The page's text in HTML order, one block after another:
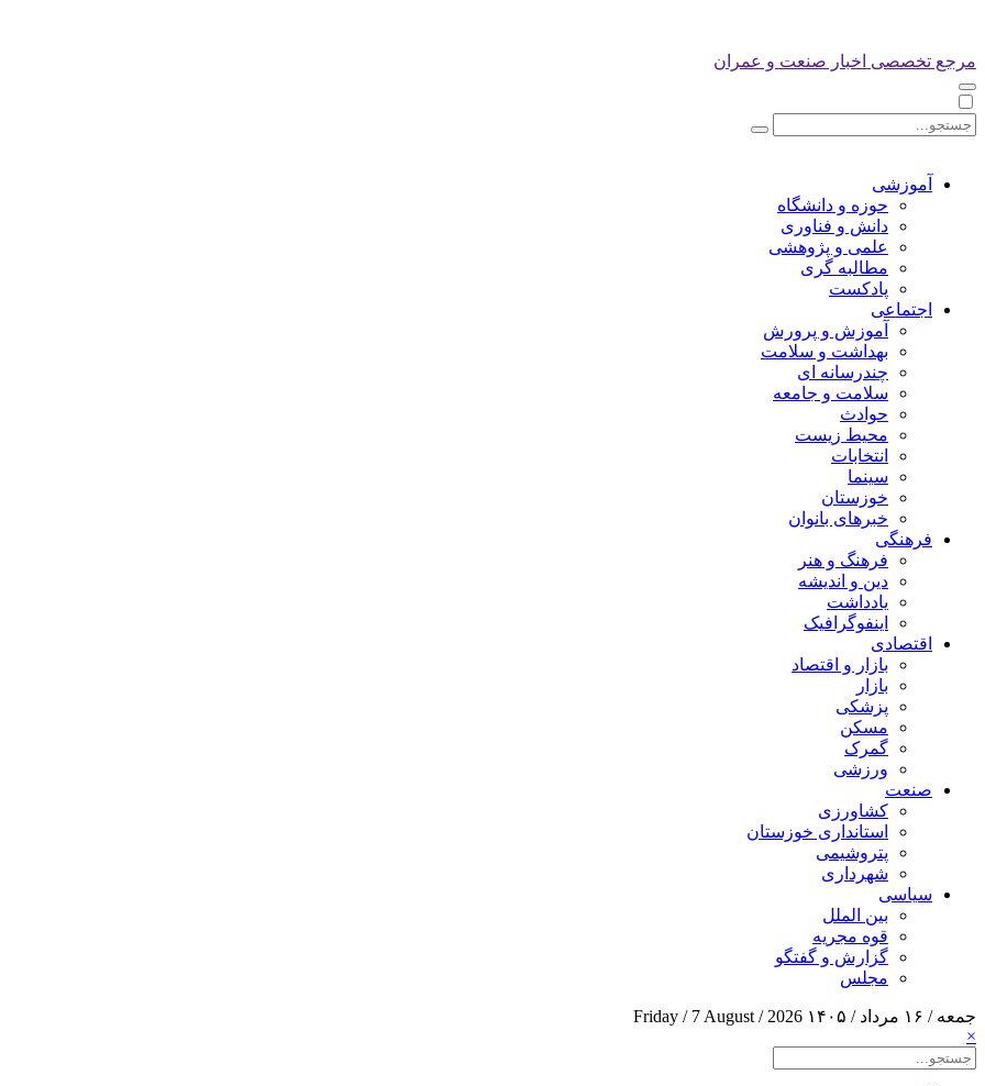
مرجع تخصصی اخبار صنعت و عمران
آموزشی
حوزه و دانشگاه
دانش و فناوری
علمی و پژوهشی
مطالبه گری
پادکست
اجتماعی
آموزش و پرورش
بهداشت و سلامت
چندرسانه ای
سلامت و جامعه
حوادث
محیط زیست
انتخابات
سینما
خوزستان
خبرهای بانوان
فرهنگی
فرهنگ و هنر
دین و اندیشه
یادداشت
اینفوگرافیک
اقتصادی
بازار و اقتصاد
بازار
پزشکی
مسکن
گمرک
ورزشی
صنعت
کشاورزی
استانداری خوزستان
پتروشیمی
شهرداری
سیاسی
بین الملل
قوه مجریه
گزارش و گفتگو
مجلس
جمعه / ۱۶ مرداد / ۱۴۰۵
Friday / 7 August / 2026
×